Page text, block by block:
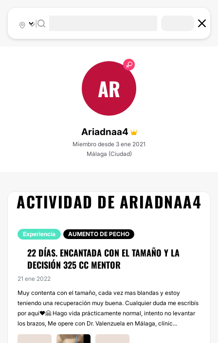
|
AR
Ariadnaa4
Miembro desde 3 ene 2021
Málaga (Ciudad)
ACTIVIDAD DE ARIADNAA4
Experiencia AUMENTO DE PECHO
22 DÍAS. ENCANTADA CON EL TAMAÑO Y LA
DECISIÓN 325 CC MENTOR
21 ene 2022
Muy contenta con el tamaño, cada vez mas blandas y estoy
teniendo una recuperación muy buena. Cualquier duda me escribís
por aquí♥️🤗 Hago vida prácticamente normal, intento no levantar
los brazos, Me opere con Dr. Valenzuela en Málaga, clínic...